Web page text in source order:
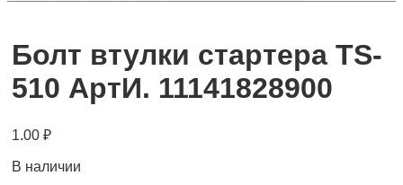
Болт втулки стартера TS-
510 АртИ. 11141828900
1.00 ₽
В наличии